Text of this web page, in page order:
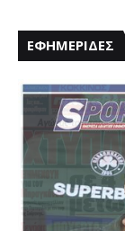
ΕΦΗΜΕΡΙΔΕΣ